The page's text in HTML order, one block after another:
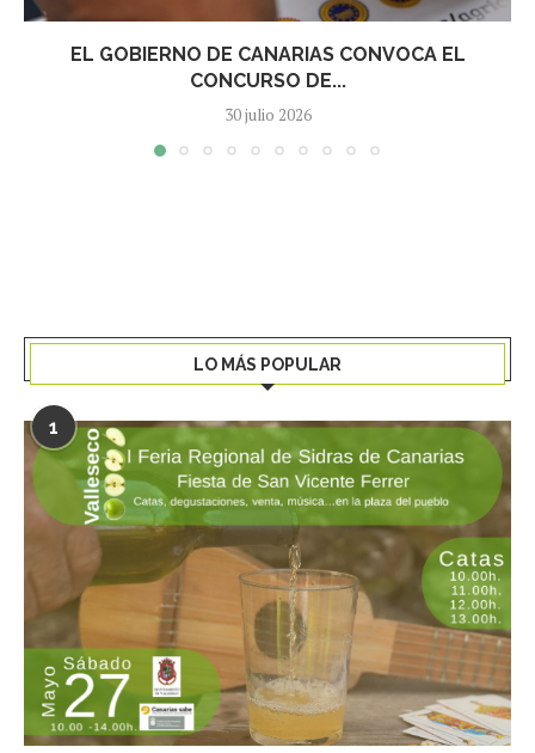
EL GOBIERNO DE CANARIAS CONVOCA EL
CONCURSO DE...
30 julio 2026
LO MÁS POPULAR
1